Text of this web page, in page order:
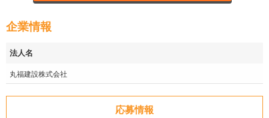
企業情報
法人名
丸福建設株式会社
応募情報